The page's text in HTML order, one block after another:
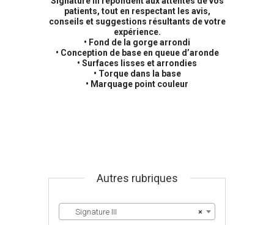
patients, tout en respectant les avis,
conseils et suggestions résultants de votre
expérience.
• Fond de la gorge arrondi
• Conception de base en queue d’aronde
• Surfaces lisses et arrondies
• Torque dans la base
• Marquage point couleur
Autres rubriques
×
Signature III